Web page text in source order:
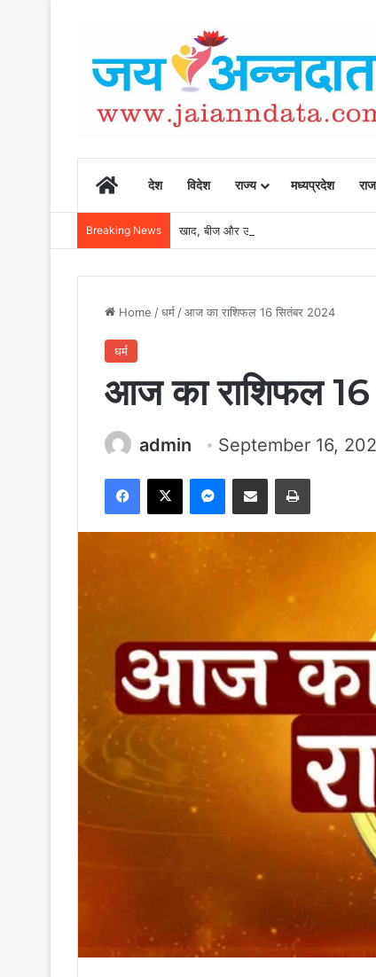
Homeदेश विदेश राज्य मध्यप्रदेश
Breaking News खाद, बीज और उर्वरकों की समय पर उपलब्धता
Home /धर्म/आज का राशिफल 16 सितंबर 2024
धर्म
आज का राशिफल
admin September 16,
Facebook
X Messenger
Share via Email Print